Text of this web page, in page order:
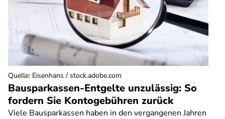
Bausparkassen-Entgelte unzulässig: So
fordern Sie Kontogebühren zurück
Viele Bausparkassen haben in den vergangenen Jahren
Quelle: Eisenhans / stock.adobe.com